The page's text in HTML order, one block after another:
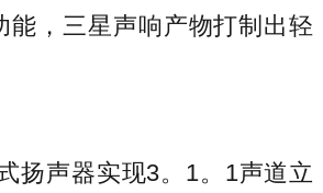
，三星声响产物打制出轻
声器实现3。1。1声道立